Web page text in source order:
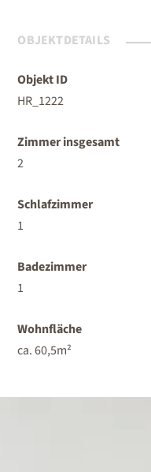
OBJEKTDETAILS
Objekt ID
HR_1222
Zimmer insgesamt
2
Schlafzimmer
1
Badezimmer
1
Wohnfläche
ca. 60,5m²